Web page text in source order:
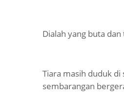
Dialah yang buta
Tiara masih duduk di
sembarangan